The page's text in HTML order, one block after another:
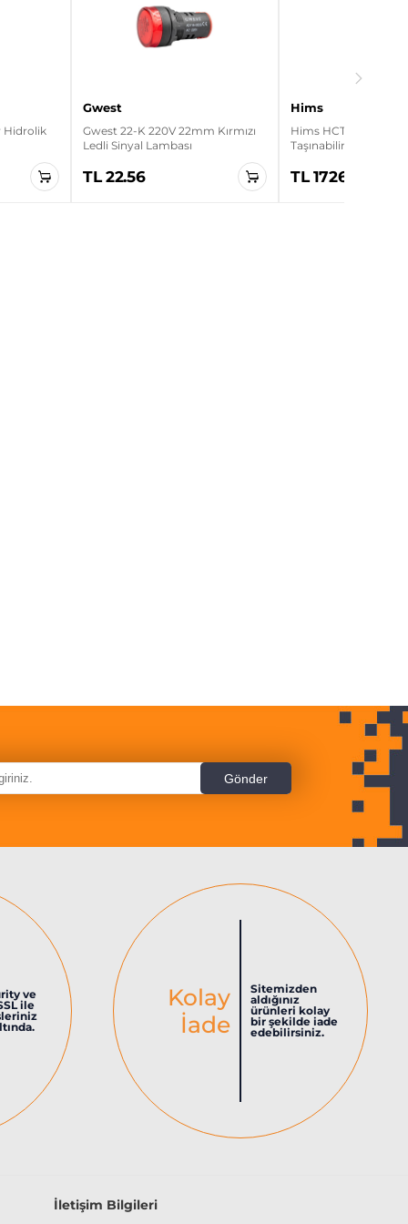
Hidrolik
Gwest
Gwest 22-K 220V 22mm Kırmızı
Ledli Sinyal Lambası
TL 22.56
Hims
Hims HCTK-11 11kW
Taşınabilir Elektrikli
TL 17265.00
ve
ile
Kolay
İade
Sitemizden
aldığınız
ürünleri kolay
bir şekilde iade
edebilirsiniz.
İletişim Bilgileri